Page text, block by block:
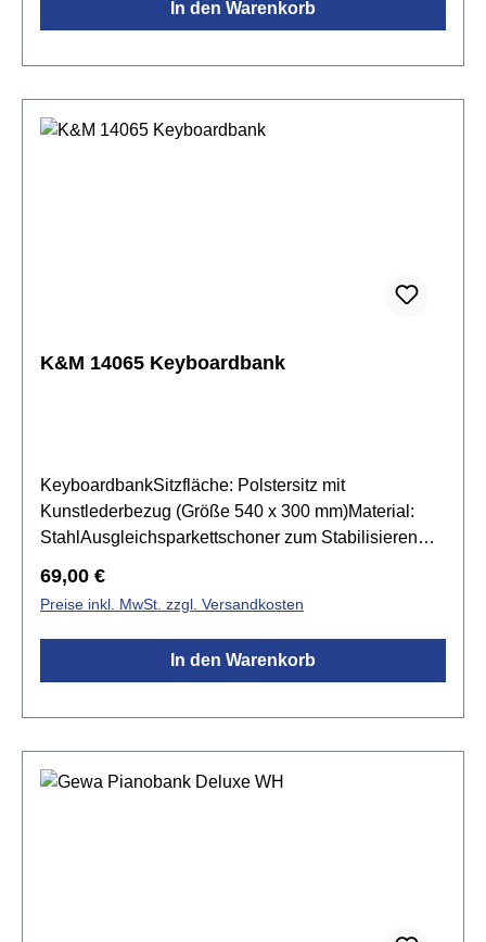
In den Warenkorb
K&M 14065 Keyboardbank
KeyboardbankSitzfläche: Polstersitz mit
Kunstlederbezug (Größe 540 x 300 mm)Material:
StahlAusgleichsparkettschoner zum Stabilisieren
ganz flach zusammenlegbarHöhe: von 405 bis 600
mmGewicht: 4,88 kgHöhenverstellung:
SteckschraubeFarbe: schwarz
Regulärer Preis:
69,00 €
Preise inkl. MwSt. zzgl. Versandkosten
In den Warenkorb